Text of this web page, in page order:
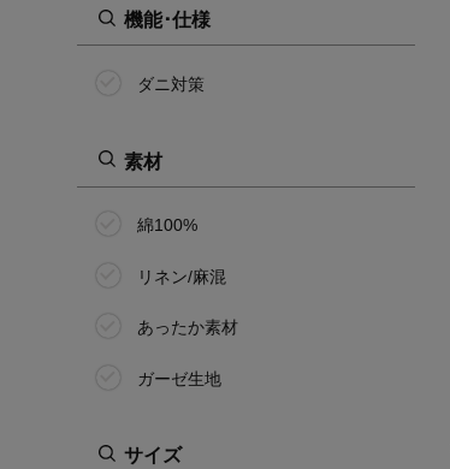
機能･仕様
ダニ対策
素材
綿100%
リネン/麻混
あったか素材
ガーゼ生地
サイズ